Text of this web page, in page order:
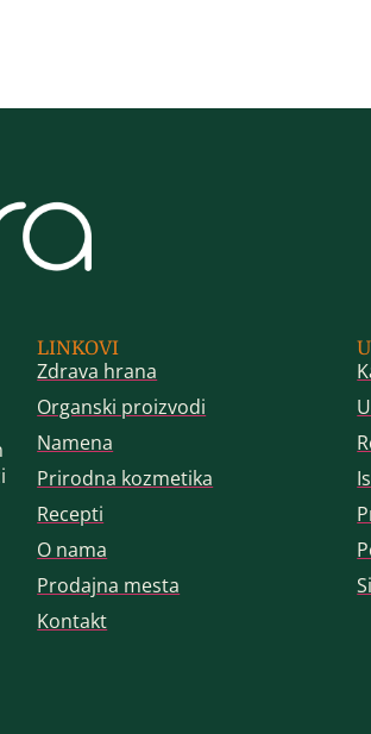
LINKOVI
Zdrava hrana
Organski proizvodi
Namena
Prirodna kozmetika
Recepti
O nama
Prodajna mesta
Kontakt